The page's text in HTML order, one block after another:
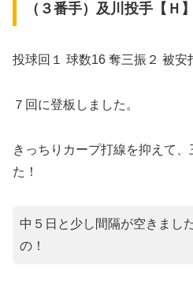
（３番手）及川投手【Ｈ】
投球回１ 球数16 奪三振２ 被安
７回に登板しました。
きっちりカープ打線を抑えて
た！
中５日と少し間隔が空きまし
の！